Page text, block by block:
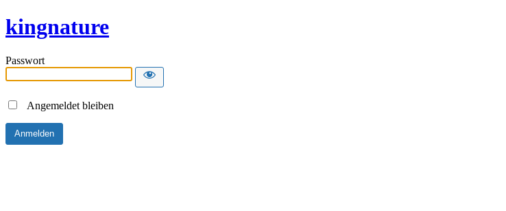
kingnature
Passwort
Angemeldet bleiben